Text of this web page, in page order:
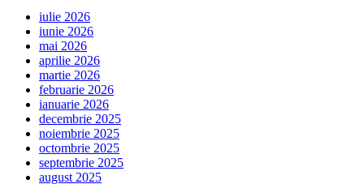
iulie 2026
iunie 2026
mai 2026
aprilie 2026
martie 2026
februarie 2026
ianuarie 2026
decembrie 2025
noiembrie 2025
octombrie 2025
septembrie 2025
august 2025